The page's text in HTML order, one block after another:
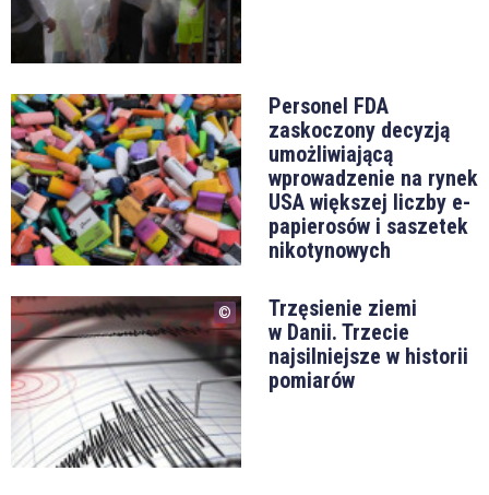
Personel FDA
zaskoczony decyzją
umożliwiającą
wprowadzenie na rynek
USA większej liczby e-
papierosów i saszetek
nikotynowych
Trzęsienie ziemi
w Danii. Trzecie
najsilniejsze w historii
pomiarów